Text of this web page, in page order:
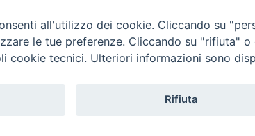
Trentina Editrice
all'utilizzo dei cookie. Cliccando su
le tue preferenze. Cliccando su "rifiuta"
cookie tecnici. Ulteriori informazioni sono
Rifiuta